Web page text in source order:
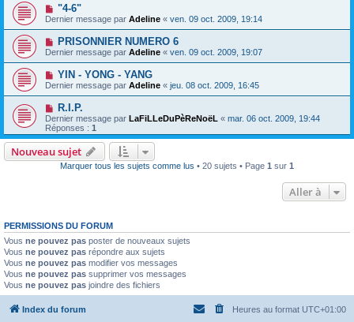
"4-6"
Dernier message par Adeline « ven. 09 oct. 2009, 19:14
PRISONNIER NUMERO 6
Dernier message par Adeline « ven. 09 oct. 2009, 19:07
YIN - YONG - YANG
Dernier message par Adeline « jeu. 08 oct. 2009, 16:45
R.I.P.
Dernier message par LaFiLLeDuPèReNoëL « mar. 06 oct. 2009, 19:44
Réponses : 1
Nouveau sujet
Marquer tous les sujets comme lus • 20 sujets • Page 1 sur 1
Aller à
PERMISSIONS DU FORUM
Vous ne pouvez pas poster de nouveaux sujets
Vous ne pouvez pas répondre aux sujets
Vous ne pouvez pas modifier vos messages
Vous ne pouvez pas supprimer vos messages
Vous ne pouvez pas joindre des fichiers
Index du forum Heures au format UTC+01:00